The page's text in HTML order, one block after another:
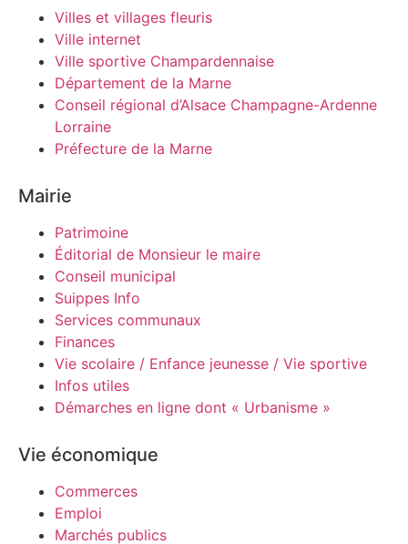
Villes et villages fleuris
Ville internet
Ville sportive Champardennaise
Département de la Marne
Conseil régional d’Alsace Champagne-Ardenne
Lorraine
Préfecture de la Marne
Mairie
Patrimoine
Éditorial de Monsieur le maire
Conseil municipal
Suippes Info
Services communaux
Finances
Vie scolaire / Enfance jeunesse / Vie sportive
Infos utiles
Démarches en ligne dont « Urbanisme »
Vie économique
Commerces
Emploi
Marchés publics